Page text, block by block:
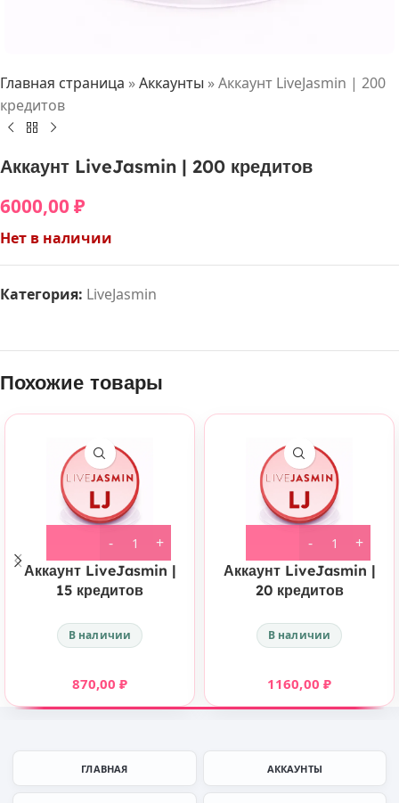
Главная страница »Аккаунты »Аккаунт LiveJasmin | 200
кредитов
Аккаунт LiveJasmin | 200 кредитов
6000,00 ₽
Нет в наличии
Категория: LiveJasmin
Похожие товары
Аккаунт LiveJasmin |
15 кредитов
В наличии
870,00₽
Аккаунт LiveJasmin |
20 кредитов
В наличии
1160,00 ₽
ГЛАВНАЯ АККАУНТЫ